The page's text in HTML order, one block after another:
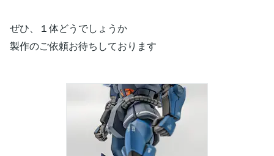
ぜひ、１体どうでしょうか
製作のご依頼お待ちしております